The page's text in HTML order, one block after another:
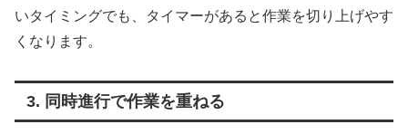
いタイミングでも、タイマーがあると作業を切り上げやす
くなります。
3. 同時進行で作業を重ねる